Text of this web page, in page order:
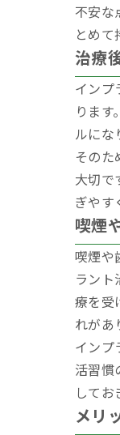
不安な
とめて
治療
インプ
りま
ルにな
その
大切で
ぎやす
喫煙
喫煙や
ラント
療を受
れがあ
インプ
活習慣
してお
メリ